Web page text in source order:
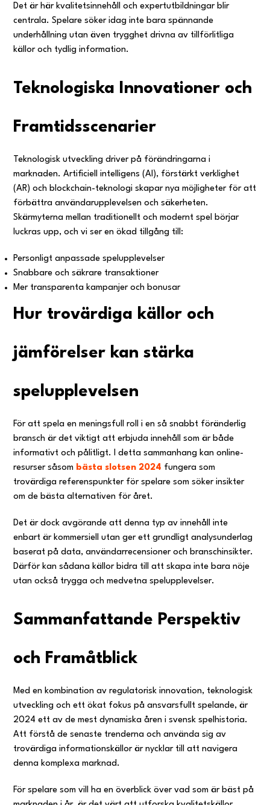
Det är här kvalitetsinnehåll och expertutbildningar blir
centrala. Spelare söker idag inte bara spännande
underhållning utan även trygghet drivna av tillförlitliga
källor och tydlig information.
Teknologiska Innovationer och
Framtidsscenarier
Teknologisk utveckling driver på förändringarna i
marknaden. Artificiell intelligens (AI), förstärkt verklighet
(AR) och blockchain-teknologi skapar nya möjligheter för att
förbättra användarupplevelsen och säkerheten.
Skärmyterna mellan traditionellt och modernt spel börjar
luckras upp, och vi ser en ökad tillgång till:
Personligt anpassade spelupplevelser
Snabbare och säkrare transaktioner
Mer transparenta kampanjer och bonusar
Hur trovärdiga källor och
jämförelser kan stärka
spelupplevelsen
För att spela en meningsfull roll i en så snabbt föränderlig
bransch är det viktigt att erbjuda innehåll som är både
informativt och pålitligt. I detta sammanhang kan online-
resurser såsom bästa slotsen 2024 fungera som
trovärdiga referenspunkter för spelare som söker insikter
om de bästa alternativen för året.
Det är dock avgörande att denna typ av innehåll inte
enbart är kommersiell utan ger ett grundligt analysunderlag
baserat på data, användarrecensioner och branschinsikter.
Därför kan sådana källor bidra till att skapa inte bara nöje
utan också trygga och medvetna spelupplevelser.
Sammanfattande Perspektiv
och Framåtblick
Med en kombination av regulatorisk innovation, teknologisk
utveckling och ett ökat fokus på ansvarsfullt spelande, är
2024 ett av de mest dynamiska åren i svensk spelhistoria.
Att förstå de senaste trenderna och använda sig av
trovärdiga informationskällor är nycklar till att navigera
denna komplexa marknad.
För spelare som vill ha en överblick över vad som är bäst på